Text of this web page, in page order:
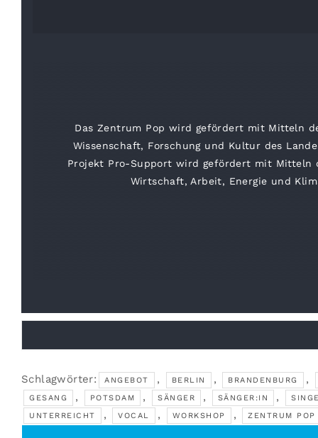
Das Zentrum Pop wird gefördert mit Mitteln
Wissenschaft, Forschung und Kultur des
Projekt Pro-Support wird gefördert mit Mitteln
Wirtschaft, Arbeit, Energie und
Schlagwörter: ANGEBOT , BERLIN , BRANDENBURG ,
GESANG , POTSDAM , SÄNGER , SÄNGER:IN ,
UNTERREICHT
, VOCAL , WORKSHOP , ZENTRUM POP